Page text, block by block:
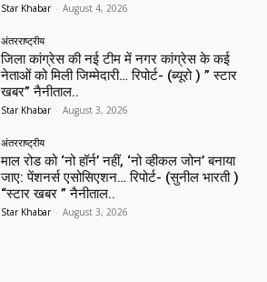
Star Khabar - August 4, 2026
अंतरराष्ट्रीय
जिला कांग्रेस की नई टीम में नगर कांग्रेस के कई
नेताओं को मिली जिम्मेदारी… रिपोर्ट- (ब्यूरो ) ” स्टार
खबर” नैनीताल..
Star Khabar - August 3, 2026
अंतरराष्ट्रीय
माल रोड को ‘नो हॉर्न’ नहीं, ‘नो व्हीकल जोन’ बनाया
जाए: पेंशनर्स एसोसिएशन… रिपोर्ट- (सुनील भारती )
“स्टार खबर ” नैनीताल..
Star Khabar - August 3, 2026